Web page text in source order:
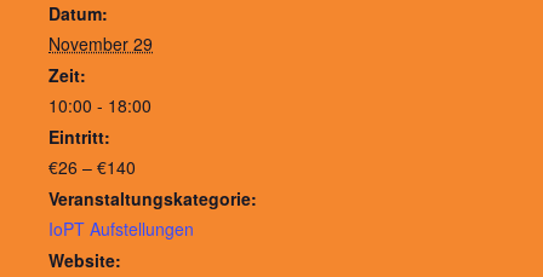
Datum:
November 29
Zeit:
10:00 - 18:00
Eintritt:
€26 – €140
Veranstaltungskategorie:
IoPT Aufstellungen
Website: